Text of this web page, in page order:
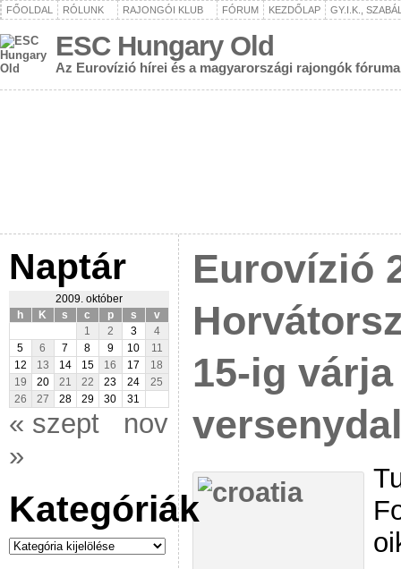
FŐOLDAL RÓLUNK RAJONGÓI KLUB FÓRUM KEZDŐLAP GY.I.K.,
ESC Hungary Old
Az Eurovízió hírei és a magyarországi rajongók fóruma
Naptár
2009. október
h
K s c p s
v
1
2 3
4
5
6 7 8 9 10
11
12
13 14 15 16 17
18
19
20 21 22 23 24
25
26
27 28 29 30 31
« szept
nov
»
Kategóriák
Kategóriák
Eurovízió
15-ig várja